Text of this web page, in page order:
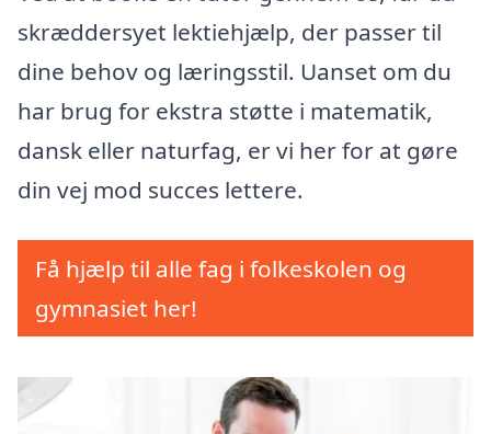
skræddersyet lektiehjælp, der passer til
dine behov og læringsstil. Uanset om du
har brug for ekstra støtte i matematik,
dansk eller naturfag, er vi her for at gøre
din vej mod succes lettere.
Få hjælp til alle fag i folkeskolen og
gymnasiet her!